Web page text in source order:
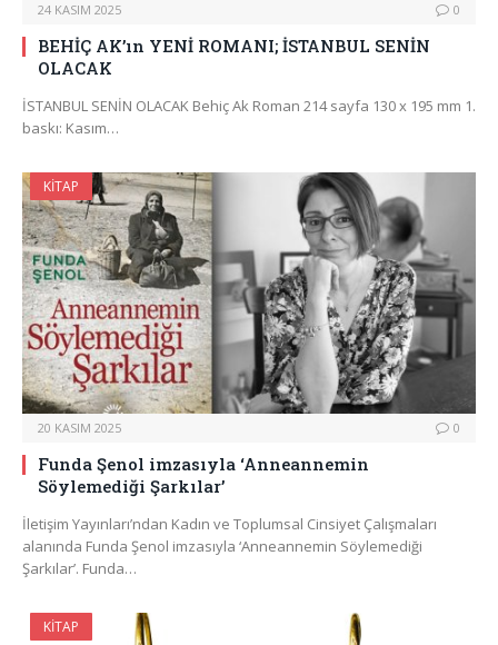
24 KASIM 2025 0
BEHİÇ AK’ın YENİ ROMANI; İSTANBUL SENİN
OLACAK
İSTANBUL SENİN OLACAK Behiç Ak Roman 214 sayfa 130 x 195 mm 1.
baskı: Kasım…
KITAP
20 KASIM 2025 0
Funda Şenol imzasıyla ‘Anneannemin
Söylemediği Şarkılar’
İletişim Yayınları’ndan Kadın ve Toplumsal Cinsiyet Çalışmaları
alanında Funda Şenol imzasıyla ‘Anneannemin Söylemediği
Şarkılar’. Funda…
KITAP